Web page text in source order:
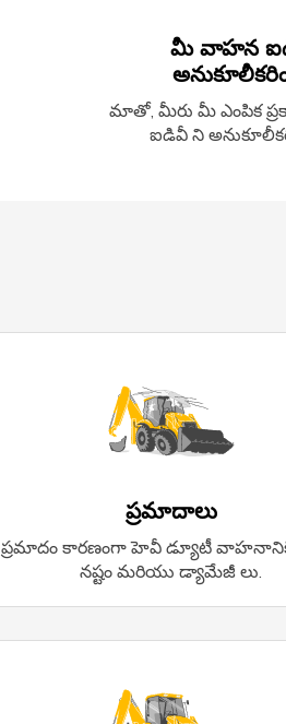
మీ వాహన
మాతో, మీరు మీ ఎంపిక
ఐడివీ ని
ప్రమాదాలు
ప్రమాదం కారణంగా హెవీ డ్యూటీ
నష్టం మరియు డ్యామేజీ లు.